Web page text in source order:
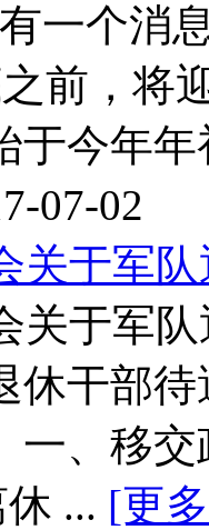
个消息
前，将
今年年
07-02
关于军
关于军
休干部
移交
... [更